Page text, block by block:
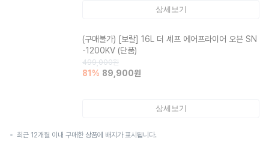
상세보기
(구매불가) [보랄] 16L 더 셰프 에어프라이어 오븐 SN
-1200KV (단품)
499,000원
81 % 89,900원
상세보기
최근 12개월 이내 구매한 상품에 배지가 표시됩니다.